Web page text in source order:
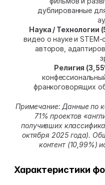
дублированные
Наука / Технологии
видео о науке и
авторов,
Религия
франкоговорящих
Примечание: Данные по
71% проектов
получивших
октября 2025 года).
контент (10,99%)
Характеристики